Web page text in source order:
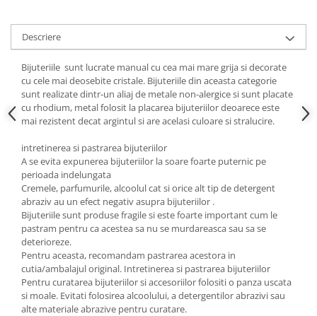
Cadouri pentru Sfânta Maria
Martisoare
Descriere
Bijuteriile sunt lucrate manual cu cea mai mare grija si decorate
cu cele mai deosebite cristale. Bijuteriile din aceasta categorie
sunt realizate dintr-un aliaj de metale non-alergice si sunt placate
cu rhodium, metal folosit la placarea bijuteriilor deoarece este
mai rezistent decat argintul si are acelasi culoare si stralucire.
intretinerea si pastrarea bijuteriilor
A se evita expunerea bijuteriilor la soare foarte puternic pe
perioada indelungata
Cremele, parfumurile, alcoolul cat si orice alt tip de detergent
abraziv au un efect negativ asupra bijuteriilor .
Bijuteriile sunt produse fragile si este foarte important cum le
pastram pentru ca acestea sa nu se murdareasca sau sa se
deterioreze.
Pentru aceasta, recomandam pastrarea acestora in
cutia/ambalajul original. Intretinerea si pastrarea bijuteriilor
Pentru curatarea bijuteriilor si accesoriilor folositi o panza uscata
si moale. Evitati folosirea alcoolului, a detergentilor abrazivi sau
alte materiale abrazive pentru curatare.